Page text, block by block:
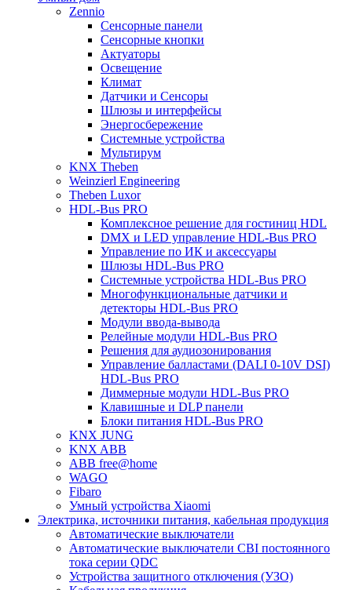
Zennio
Сенсорные панели
Сенсорные кнопки
Актуаторы
Освещение
Климат
Датчики и Сенсоры
Шлюзы и интерфейсы
Энергосбережение
Системные устройства
Мультирум
KNX Theben
Weinzierl Engineering
Theben Luxor
HDL-Bus PRO
Комплексное решение для гостиниц HDL
DMX и LED управление HDL-Bus PRO
Управление по ИК и аксессуары
Шлюзы HDL-Bus PRO
Системные устройства HDL-Bus PRO
Многофункциональные датчики и
детекторы HDL-Bus PRO
Модули ввода-вывода
Релейные модули HDL-Bus PRO
Решения для аудиозонирования
Управление балластами (DALI 0-10V DSI)
HDL-Bus PRO
Диммерные модули HDL-Bus PRO
Клавишные и DLP панели
Блоки питания HDL-Bus PRO
KNX JUNG
KNX ABB
ABB free@home
WAGO
Fibaro
Умный устройства Xiaomi
Электрика, источники питания, кабельная продукция
Автоматические выключатели
Автоматические выключатели CBI постоянного
тока серии QDC
Устройства защитного отключения (УЗО)